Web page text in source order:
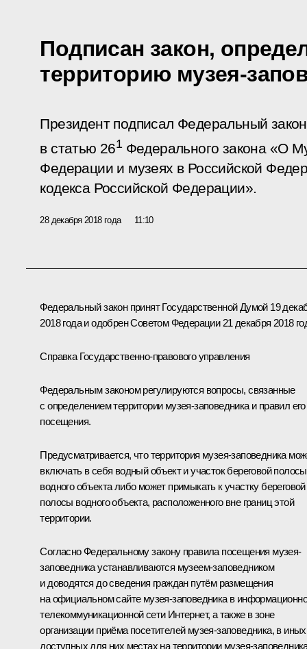
Подписан закон,
территорию музея-
Президент подписал Федеральный
в статью 261Федерального закона «О
Федерации и музеях в Российской
кодекса Российской Федерации».
28 декабря 2018 года 11:10
Федеральный закон принят Государственной Думой 19
2018 года и одобрен Советом Федерации 21 декабря 2018
Справка Государственно-правового управления
Федеральным законом регулируются вопросы, связанные
с определением территории музея-заповедника и правил его
посещения.
Предусматривается, что территория музея-заповедника
включать в себя водный объект и участок береговой полосы
водного объекта либо может примыкать к участку береговой
полосы водного объекта, расположенного вне границ этой
территории.
Согласно Федеральному закону правила посещения музея-
заповедника устанавливаются музеем-заповедником
и доводятся до сведения граждан путём размещения
на официальном сайте музея-заповедника в
телекоммуникационной сети Интернет, а также в зоне
организации приёма посетителей музея-заповедника, в иных
доступных для них местах на территории музея-